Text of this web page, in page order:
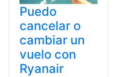
Puedo
cancelar o
cambiar un
vuelo con
Ryanair